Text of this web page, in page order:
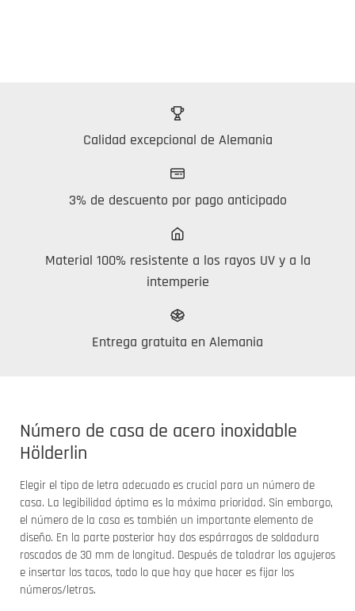
Calidad excepcional de Alemania
3% de descuento por pago anticipado
Material 100% resistente a los rayos UV y a la
intemperie
Entrega gratuita en Alemania
Número de casa de acero inoxidable
Hölderlin
Elegir el tipo de letra adecuado es crucial para un número de
casa. La legibilidad óptima es la máxima prioridad. Sin embargo,
el número de la casa es también un importante elemento de
diseño. En la parte posterior hay dos espárragos de soldadura
roscados de 30 mm de longitud. Después de taladrar los agujeros
e insertar los tacos, todo lo que hay que hacer es fijar los
números/letras.